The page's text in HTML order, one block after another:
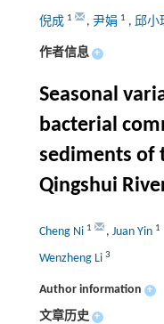
倪成 1 , 尹娟 1 , 邱小
作者信息 +
Seasonal
bacterial
sediments of
Qingshui
Cheng Ni 1 , Juan Yin 1
Wenzheng Li 3
Author information +
文章历史 +